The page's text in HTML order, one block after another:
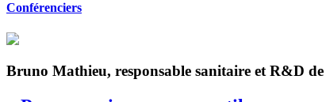
Conférenciers
Bruno Mathieu, responsable sanitaire et R&D